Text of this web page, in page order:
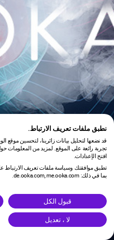
نطبق ملفات تعريف الارتباط.
قد نضعها لتحليل بيانات زائرينا، لتحسين
تجربة رائعة على الموقع. لمزيد من المعلومات
افتح الإعدادات.
بما في ذلك: de.ooka.com, me.ooka.com.
قبول الكل
لا ، تعديل